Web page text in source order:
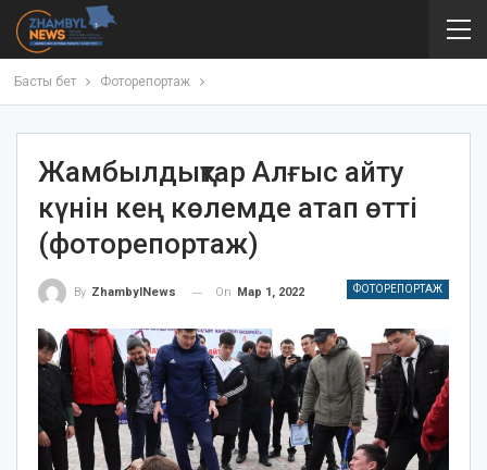
Басты бет Фоторепортаж
Жамбылдықтар Алғыс айту
күнін кең көлемде атап өтті
(фоторепортаж)
ФОТОРЕПОРТАЖ
By ZhambylNews On Мар 1, 2022